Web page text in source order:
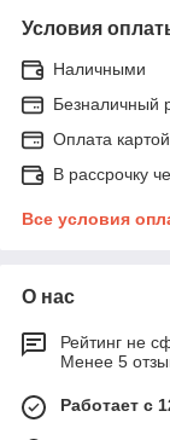
Условия
Наличными
Безналичный
Оплата
В рассрочку
Все условия
О нас
Рейтинг не
Менее 5
Работает с